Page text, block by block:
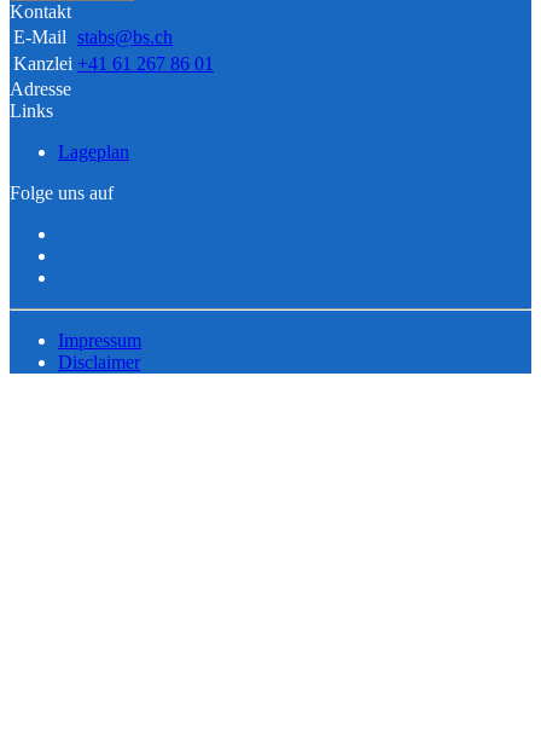
Kontakt
E-Mail stabs@bs.ch
Kanzlei +41 61 267 86 01
Adresse
Links
Lageplan
Folge uns auf
Impressum
Disclaimer